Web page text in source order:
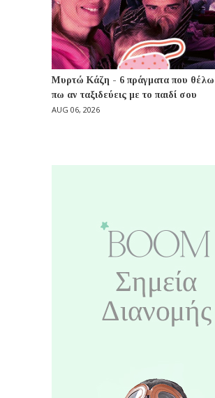
Μυρτώ Κάζη - 6 πράγματα που
πω αν ταξιδεύεις με το παιδί σου
AUG 06, 2026